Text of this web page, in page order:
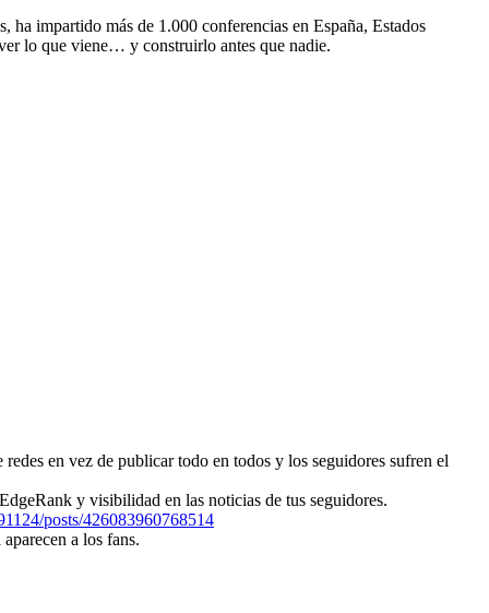
impartido más de 1.000 conferencias en España, Estados
lo que viene… y construirlo antes que nadie.
en vez de publicar todo en todos y los seguidores sufren el
y visibilidad en las noticias de tus seguidores.
posts/426083960768514
a los fans.